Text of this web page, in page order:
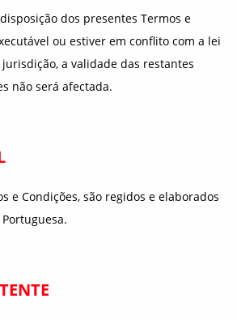
dos presentes Termos e
ou estiver em conflito com a lei
a validade das restantes
não será afectada.
e Condições, são regidos e elaborados